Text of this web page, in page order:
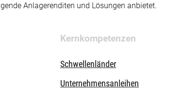
Anlagerenditen und Lösungen anbietet.
Kernkompetenzen
Schwellenländer
Unternehmensanleihen